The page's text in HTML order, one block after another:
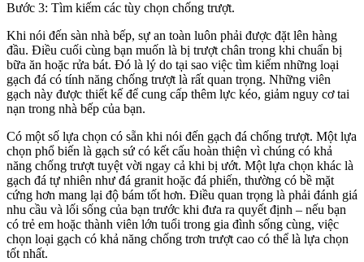
Bước 3: Tìm kiếm các tùy chọn chống trượt.
Khi nói đến sàn nhà bếp, sự an toàn luôn phải được đặt lên hàng
đầu. Điều cuối cùng bạn muốn là bị trượt chân trong khi chuẩn bị
bữa ăn hoặc rửa bát. Đó là lý do tại sao việc tìm kiếm những loại
gạch đá có tính năng chống trượt là rất quan trọng. Những viên
gạch này được thiết kế để cung cấp thêm lực kéo, giảm nguy cơ tai
nạn trong nhà bếp của bạn.
Có một số lựa chọn có sẵn khi nói đến gạch đá chống trượt. Một lựa
chọn phổ biến là gạch sứ có kết cấu hoàn thiện vì chúng có khả
năng chống trượt tuyệt vời ngay cả khi bị ướt. Một lựa chọn khác là
gạch đá tự nhiên như đá granit hoặc đá phiến, thường có bề mặt
cứng hơn mang lại độ bám tốt hơn. Điều quan trọng là phải đánh giá
nhu cầu và lối sống của bạn trước khi đưa ra quyết định – nếu bạn
có trẻ em hoặc thành viên lớn tuổi trong gia đình sống cùng, việc
chọn loại gạch có khả năng chống trơn trượt cao có thể là lựa chọn
tốt nhất.